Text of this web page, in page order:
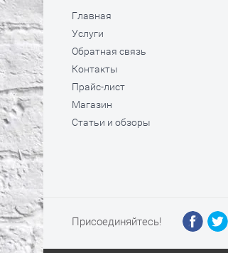
Главная
Услуги
Обратная связь
Контакты
Прайс-лист
Магазин
Статьи и обзоры
Присоединяйтесь!